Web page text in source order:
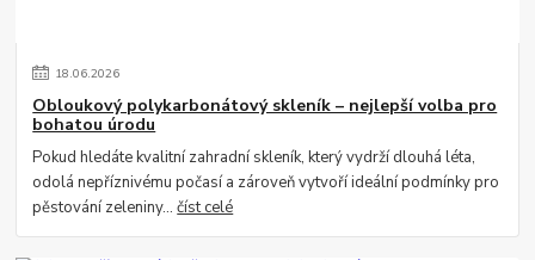
18.06.2026
Obloukový polykarbonátový skleník – nejlepší volba pro
bohatou úrodu
Pokud hledáte kvalitní zahradní skleník, který vydrží dlouhá léta,
odolá nepříznivému počasí a zároveň vytvoří ideální podmínky pro
pěstování zeleniny...číst celé